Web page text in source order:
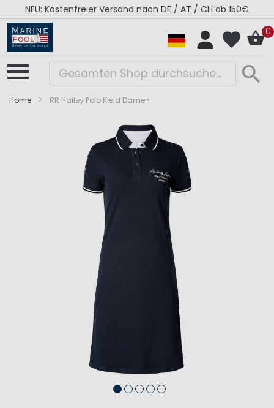
NEU: Kostenfreier Versand nach DE / AT / CH ab 150€
0
Home RR Hailey Polo Kleid Damen